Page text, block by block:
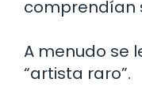
comprendían
A menudo se
“artista raro”.